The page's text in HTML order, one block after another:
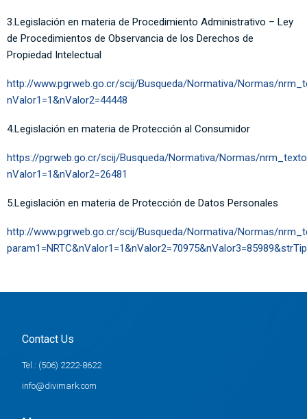
3.Legislación en materia de Procedimiento Administrativo – Ley
de Procedimientos de Observancia de los Derechos de
Propiedad Intelectual
http://www.pgrweb.go.cr/scij/Busqueda/Normativa/Normas/
nValor1=1&nValor2=44448
4.Legislación en materia de Protección al Consumidor
https://pgrweb.go.cr/scij/Busqueda/Normativa/Normas/
nValor1=1&nValor2=26481
5.Legislación en materia de Protección de Datos Personales
http://www.pgrweb.go.cr/scij/Busqueda/Normativa/Normas/
Contact Us
Tel.: (506) 2222-8622
info@divimark.com